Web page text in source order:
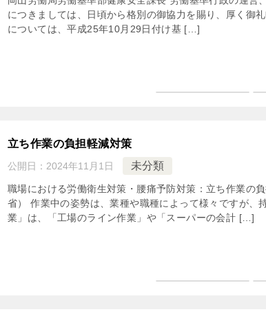
につきましては、日頃から格別の御協力を賜り、厚く御
については、平成25年10月29日付け基 […]
立ち作業の負担軽減対策
公開日： 2024年11月1日 未分類
職場における労働衛生対策・腰痛予防対策：立ち作業の
省） 作業中の姿勢は、業種や職種によって様々ですが、
業」は、「工場のライン作業」や「スーパーの会計 […]